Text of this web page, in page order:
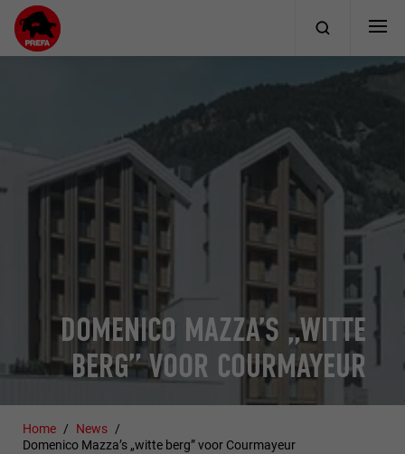
DOMENICO MAZZA’S „WITTE
BERG” VOOR COURMAYEUR
Home
News
Domenico Mazza’s „witte berg” voor Courmayeur